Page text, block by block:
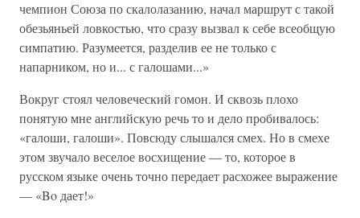
чемпион Союза по скалолазанию, начал маршрут с такой
обезьяньей ловкостью, что сразу вызвал к себе всеобщую
симпатию. Разумеется, разделив ее не только с
напарником, но и... с галошами...»
Вокруг стоял человеческий гомон. И сквозь плохо
понятую мне английскую речь то и дело пробивалось:
«галоши, галоши». Повсюду слышался смех. Но в смехе
этом звучало веселое восхищение — то, которое в
русском языке очень точно передает расхожее выражение
— «Bo дает!»